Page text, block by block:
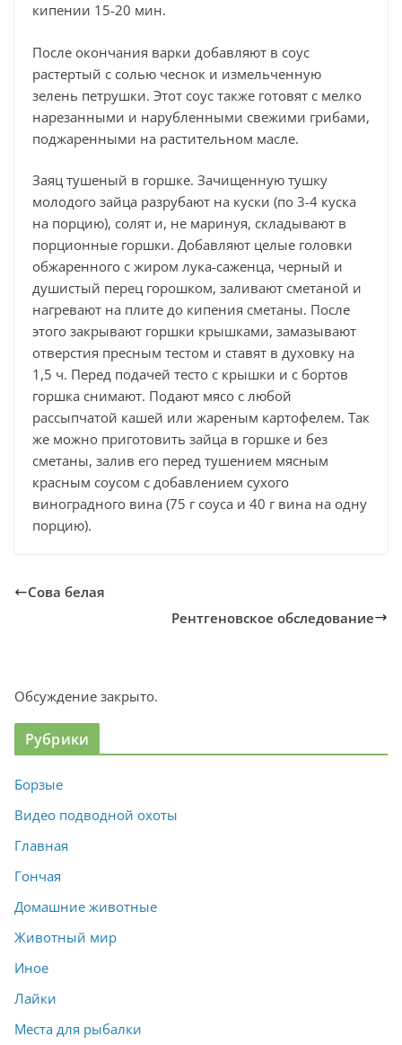
кипении 15-20 мин.
После окончания варки добавляют в соус
растертый с солью чеснок и измельченную
зелень петрушки. Этот соус также готовят с мелко
нарезанными и нарубленными свежими грибами,
поджаренными на растительном масле.
Заяц тушеный в горшке. Зачищенную тушку
молодого зайца разрубают на куски (по 3-4 куска
на порцию), солят и, не маринуя, складывают в
порционные горшки. Добавляют целые головки
обжаренного с жиром лука-саженца, черный и
душистый перец горошком, заливают сметаной и
нагревают на плите до кипения сметаны. После
этого закрывают горшки крышками, замазывают
отверстия пресным тестом и ставят в духовку на
1,5 ч. Перед подачей тесто с крышки и с бортов
горшка снимают. Подают мясо с любой
рассыпчатой кашей или жареным картофелем. Так
же можно приготовить зайца в горшке и без
сметаны, залив его перед тушением мясным
красным соусом с добавлением сухого
виноградного вина (75 г соуса и 40 г вина на одну
порцию).
Сова белая
Рентгеновское обследование
Обсуждение закрыто.
Рубрики
Борзые
Видео подводной охоты
Главная
Гончая
Домашние животные
Животный мир
Иное
Лайки
Места для рыбалки